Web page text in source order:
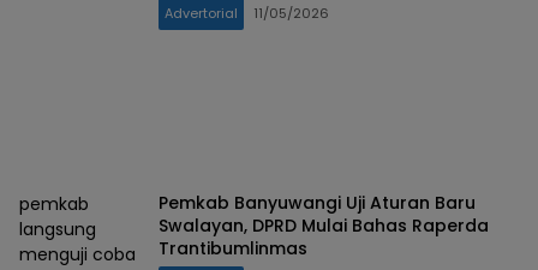
Advertorial 11/05/2026
pemkab
langsung
menguji coba
Pemkab Banyuwangi Uji Aturan Baru
Swalayan, DPRD Mulai Bahas Raperda
Trantibumlinmas